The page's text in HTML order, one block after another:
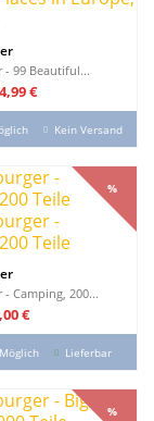
- 99 Beautiful...
€
Kein Versand
- Camping, 200...
%
€
%
Lieferbar
%
%